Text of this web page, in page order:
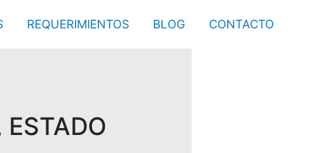
REQUERIMIENTOS BLOG CONTACTO
ESTADO